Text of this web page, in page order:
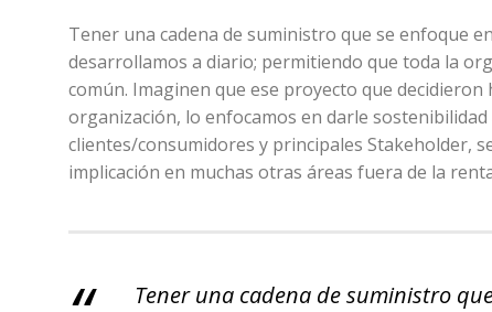
Tener una cadena de suministro que se enfoque
desarrollamos a diario; permitiendo que toda la
común. Imaginen que ese proyecto que
organización, lo enfocamos en darle
clientes/consumidores y principales Stakeholder,
implicación en muchas otras áreas fuera de la
Tener una cadena de suministro